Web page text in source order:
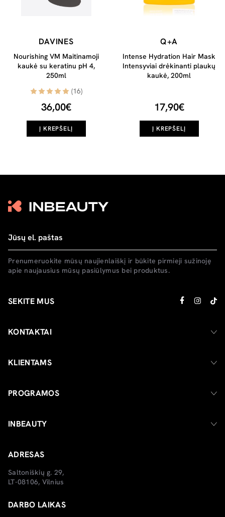
DAVINES
Nourishing VM Maitinamoji
kaukė su keratinu pH 4,
250ml
(16)
36,00€
Į KREPŠELĮ
Q+A
Intense Hydration Hair Mask
Intensyviai drėkinanti plaukų
kaukė, 200ml
17,90€
Į KREPŠELĮ
Prenumeruokite mūsų naujienlaiškį ir būkite pirmieji sužinoję
apie naujausius mūsų pasiūlymus bei produktus.
SEKITE MUS
KONTAKTAI
KLIENTAMS
PROGRAMOS
INBEAUTY
ADRESAS
Saltoniškių g. 29,
LT-08106, Vilnius
DARBO LAIKAS